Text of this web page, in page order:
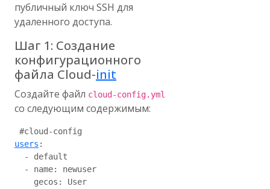
публичный ключ SSH для
удаленного доступа.
Шаг 1: Создание
конфигурационного
файла Cloud-init
Создайте файл cloud-config.yml
со следующим содержимым:
users :
  - default
  - name: newuser
    gecos: User